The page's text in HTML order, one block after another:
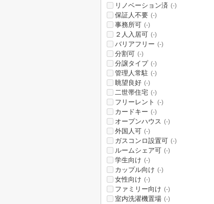
リノベーション済 (-)
保証人不要 (-)
事務所可 (-)
２人入居可 (-)
バリアフリー (-)
分割可 (-)
分譲タイプ (-)
管理人常駐 (-)
眺望良好 (-)
二世帯住宅 (-)
フリーレント (-)
カードキー (-)
オープンハウス (-)
外国人可 (-)
ガスコンロ設置可 (-)
ルームシェア可 (-)
学生向け (-)
カップル向け (-)
女性向け (-)
ファミリー向け (-)
室内洗濯機置場 (-)